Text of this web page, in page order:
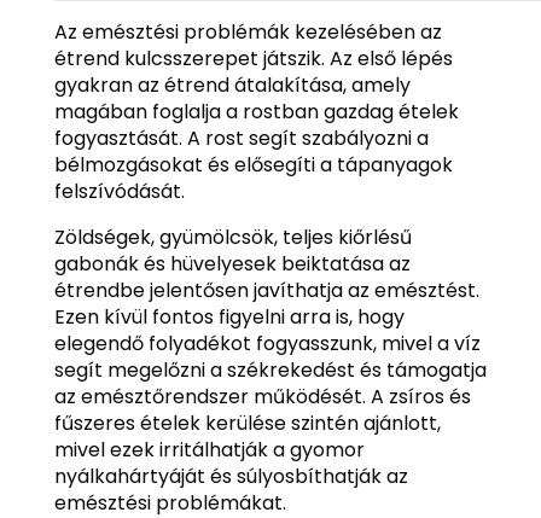
Az emésztési problémák kezelésében az
étrend kulcsszerepet játszik. Az első lépés
gyakran az étrend átalakítása, amely
magában foglalja a rostban gazdag ételek
fogyasztását. A rost segít szabályozni a
bélmozgásokat és elősegíti a tápanyagok
felszívódását.
Zöldségek, gyümölcsök, teljes kiőrlésű
gabonák és hüvelyesek beiktatása az
étrendbe jelentősen javíthatja az emésztést.
Ezen kívül fontos figyelni arra is, hogy
elegendő folyadékot fogyasszunk, mivel a víz
segít megelőzni a székrekedést és támogatja
az emésztőrendszer működését. A zsíros és
fűszeres ételek kerülése szintén ajánlott,
mivel ezek irritálhatják a gyomor
nyálkahártyáját és súlyosbíthatják az
emésztési problémákat.